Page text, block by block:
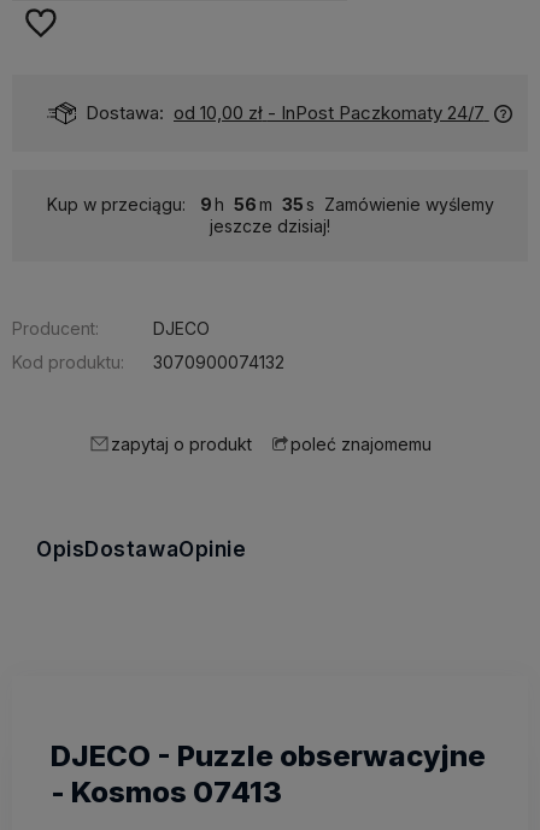
Dostawa: od 10,00 zł - InPost Paczkomaty 24/7
Kup w przeciągu: 9 56 35
Zamówienie wyślemy
jeszcze dzisiaj!
Producent:
DJECO
Kod produktu:
3070900074132
zapytaj o produkt poleć znajomemu
OpisDostawaOpinie
DJECO - Puzzle obserwacyjne
- Kosmos 07413